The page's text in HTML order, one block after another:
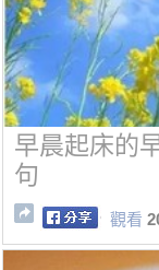
早晨起床的
句
觀看